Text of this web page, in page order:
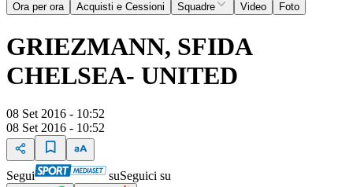
Ora per ora Acquisti e Cessioni Squadre Video Foto
GRIEZMANN, SFIDA
CHELSEA- UNITED
08 Set 2016 - 10:52
08 Set 2016 - 10:52
Segui suSeguici su